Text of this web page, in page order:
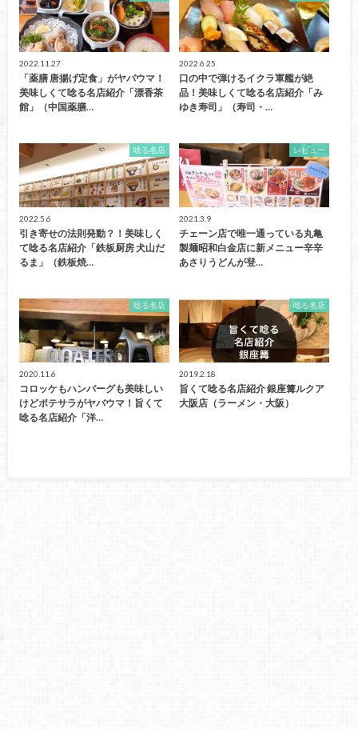
2022.11.27
「薬膳 唐揚げ定食」がヤバウマ！
美味しくて唸る名店紹介「漂香茶
館」（中国薬膳…
2022.6.25
口の中で弾けるイクラ軍艦が絶
品！美味しくて唸る名店紹介「み
ゆき寿司」（寿司・…
唸る名店
2022.5.6
引き寄せの法則発動？！美味しく
て唸る名店紹介「鉄板厨房 犬山だ
るま」（鉄板焼…
レビュー
2021.3.9
チェーン店で唯一通っている丸亀
製麺昭和白金店に新メニュー辛辛
あさりうどんが登…
唸る名店
2020.11.6
コロッケもハンバーグも美味しい
けどポテサラがヤバウマ！旨くて
唸る名店紹介「洋…
唸る名店
2019.2.18
旨くて唸る名店紹介 銀座篝ルクア
大阪店（ラーメン・大阪）